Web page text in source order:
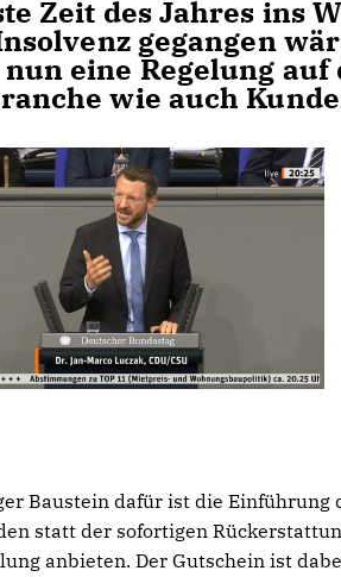
Zeit des Jahres ins
gegangen
eine Regelung auf
wie auch
Baustein dafür ist die Einführung
statt der sofortigen
anbieten. Der Gutschein ist